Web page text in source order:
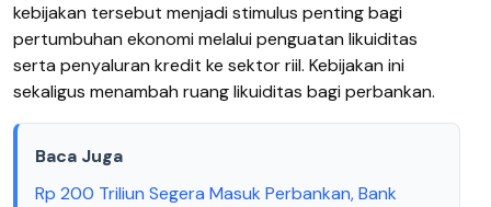
kebijakan tersebut menjadi stimulus penting bagi
pertumbuhan ekonomi melalui penguatan likuiditas
serta penyaluran kredit ke sektor riil. Kebijakan ini
sekaligus menambah ruang likuiditas bagi perbankan.
Baca Juga
Rp 200 Triliun Segera Masuk Perbankan, Bank